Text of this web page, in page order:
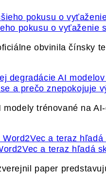
pokusu o vyťaženie
obvinila čínsky
a prečo znepokojuje
trénované na
a teraz hľadá
paper